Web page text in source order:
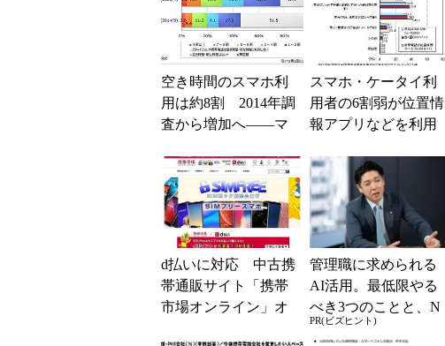
空き時間のスマホ利
用は約8割 2014年調
査から増加へ――マ
スマホ・ケータイ利
用者の6割弱が位置情
報アプリなどを利用
が調査
d払いに対応 中古携
帯通販サイト「携帯
市場オンライン」オ
管理職に求められる
AI活用。最低限やる
べき3つのことと、N
Gな自己認識
PR(ビズヒント)